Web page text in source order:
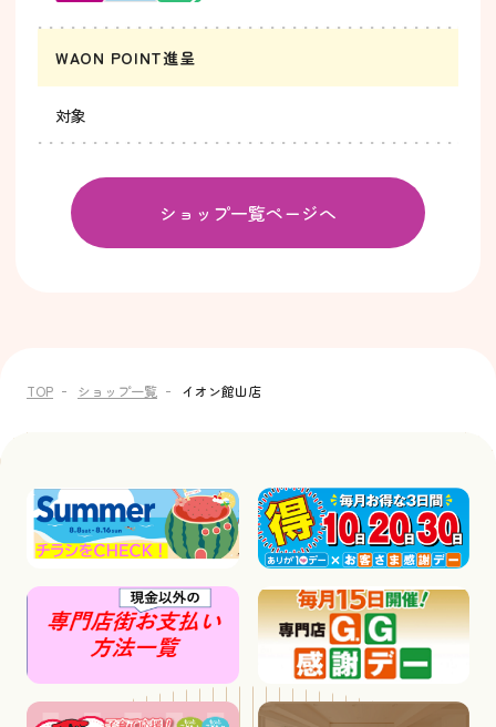
WAON POINT進呈
対象
ショップ一覧ページへ
TOP ショップ一覧 イオン館山店